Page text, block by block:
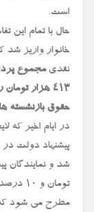
است.
حال با تمام این
خانوار واریز شد
نقدی مجموع
۴۱۳ هزار تومان رسیده است
حقوق بازنشسته
در ایام اخیر که
تومان
مطرح می شود که